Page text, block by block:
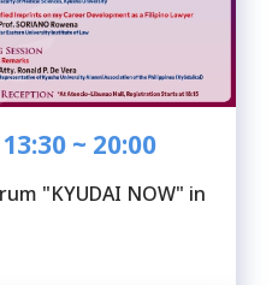
~ 20:00
"KYUDAI NOW" in